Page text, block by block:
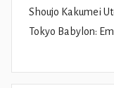
Shoujo Kakumei
Tokyo Babylon: